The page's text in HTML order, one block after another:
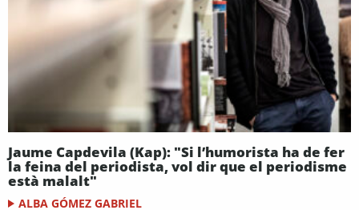
Jaume Capdevila (Kap): "Si l’humorista ha de fer
la feina del periodista, vol dir que el periodisme
està malalt"
ALBA GÓMEZ GABRIEL